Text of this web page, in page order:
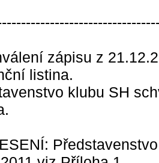
zápisu z
listina.
klubu SH